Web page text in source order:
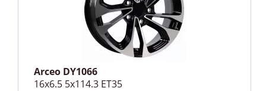
Arceo DY1066
16x6.5 5x114.3 ET35